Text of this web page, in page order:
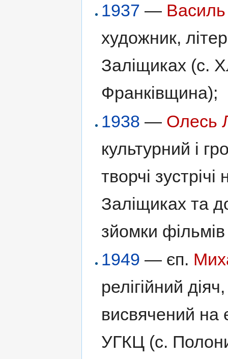
1937 —
художник,
Заліщиках (с.
Франківщина);
1938 — Олесь
культурний і
творчі
Заліщиках та
зйомки
1949 — єп.
релігійний
висвячений на
УГКЦ (с.